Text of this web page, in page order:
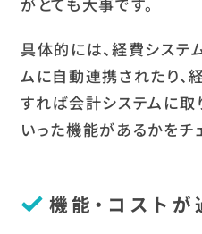
具体的には、経費システ
ムに自動連携されたり、
すれば会計システムに取
いった機能があるかをチ
機能・コスト